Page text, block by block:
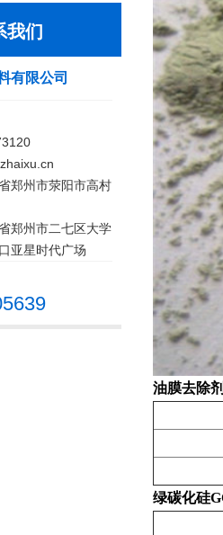
我们
有限公司
郑州市荥阳市高村
郑州市二七区大学
亚星时代广场
油膜去除
绿碳化硅